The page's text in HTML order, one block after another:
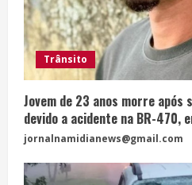
Trânsito
Jovem de 23 anos morre após
devido a acidente na BR-470,
jornalnamidianews@gmail.com